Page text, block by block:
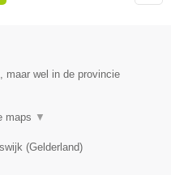
maar wel in de provincie
maps ▼
(Gelderland)